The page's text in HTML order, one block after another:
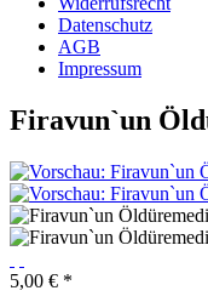
Datenschutz
AGB
Impressum
Firavun`un
5,00 € *